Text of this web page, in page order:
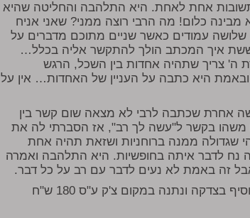
אחת לאחת. היא התלהבה והחליטה שהיא
כלום! מה הרבי רוצה ממני? שאני אניח
עמודים כאשר שניים מתוכם מדברים על
איך המכתב הולך להתקשר אליה בכלל…
ה' צריך שתהיה אחדות בין השכל, הרגש
ובאמת היא כתבה על העניין של האחדות… אין על
אחרת שכתבה לרבי לא מצאה שום קשר בין
בקשר ל"עשה לך רב", אז הסברתי לה את
שגדולה ממנה ברוחניות ושזאת תהיה אחת
לדבר איתה בחופשיות. היא התלהבה ואמרה
זה באמת לא נעים לדבר עם רב על כל דבר.
אחת מהנשים החליטה בתור החלטה טובה להוסיף בצדקה ונתנה במקום צ'ק ע"ס 180 ש"ח